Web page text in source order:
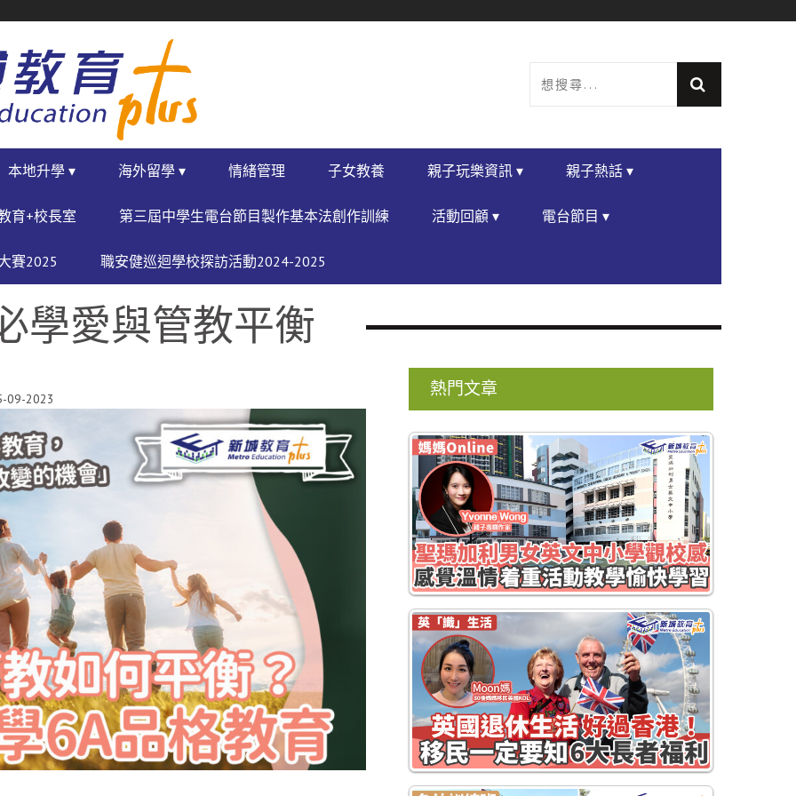
本地升學 ▾ 海外留學 ▾ 情緒管理 子女教養 親子玩樂資訊 ▾ 親子熱話 ▾
育+校長室 第三屆中學生電台節目製作基本法創作訓練 活動回顧 ▾ 電台節目 ▾
賽2025 職安健巡迴學校探訪活動2024-2025
學愛與管教平衡
09-2023
熱門文章